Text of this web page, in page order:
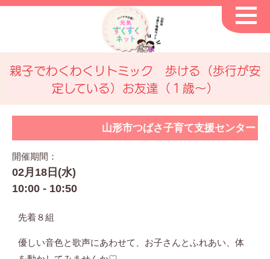
親子でわくわくリトミック 歩ける（歩行が安
定している）お友達（１歳～）
山形市つばさ子育て支援センター
開催期間：
02月18日(水)
10:00 - 10:50
先着８組
優しい音色と歌声にあわせて、お子さんとふれあい、体